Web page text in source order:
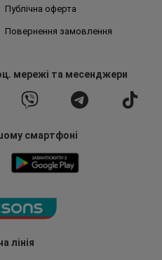
лінія
Публічна оферта
Повернення замовлення
мережі та месенджери
смартфоні